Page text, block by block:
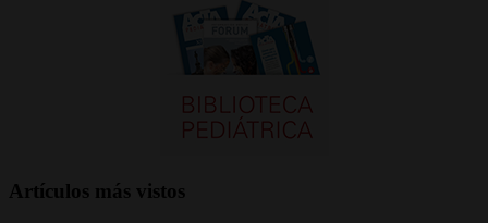
Artículos más vistos